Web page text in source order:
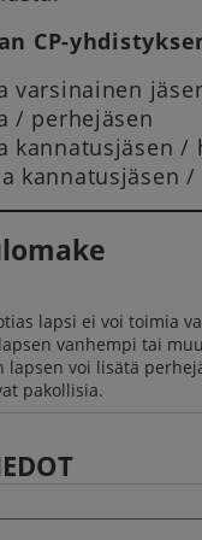
CP-
varsinainen
/ perhejäsen
kannatusjäsen /
kannatusjäsen /
lapsi ei voi toimia
vanhempi tai
lapsen voi lisätä
pakollisia.